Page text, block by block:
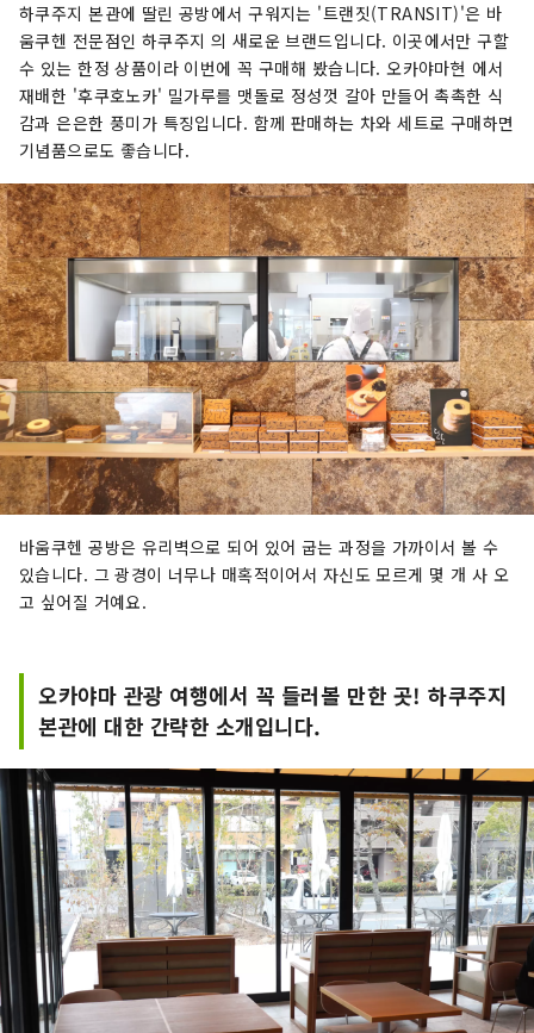
하쿠주지 본관에 딸린 공방에서 구워지는 '트랜짓(TRANSIT)'은 바
움쿠헨 전문점인 하쿠주지 의 새로운 브랜드입니다. 이곳에서만 구할
수 있는 한정 상품이라 이번에 꼭 구매해 봤습니다. 오카야마현 에서
재배한 '후쿠호노카' 밀가루를 맷돌로 정성껏 갈아 만들어 촉촉한 식
감과 은은한 풍미가 특징입니다. 함께 판매하는 차와 세트로 구매하면
기념품으로도 좋습니다.
바움쿠헨 공방은 유리벽으로 되어 있어 굽는 과정을 가까이서 볼 수
있습니다. 그 광경이 너무나 매혹적이어서 자신도 모르게 몇 개 사 오
고 싶어질 거예요.
오카야마 관광 여행에서 꼭 들러볼 만한 곳! 하쿠주지
본관에 대한 간략한 소개입니다.